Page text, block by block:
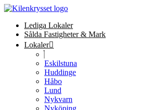
Lediga Lokaler
Sålda Fastigheter & Mark
Lokaler
Eskilstuna
Huddinge
Håbo
Lund
Nykvarn
Nyköping